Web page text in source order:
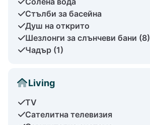
Стълби за басейна
Душ на открито
Шезлонги за слънчеви бани (8)
Чадър (1)
Living
TV
Сателитна телевизия